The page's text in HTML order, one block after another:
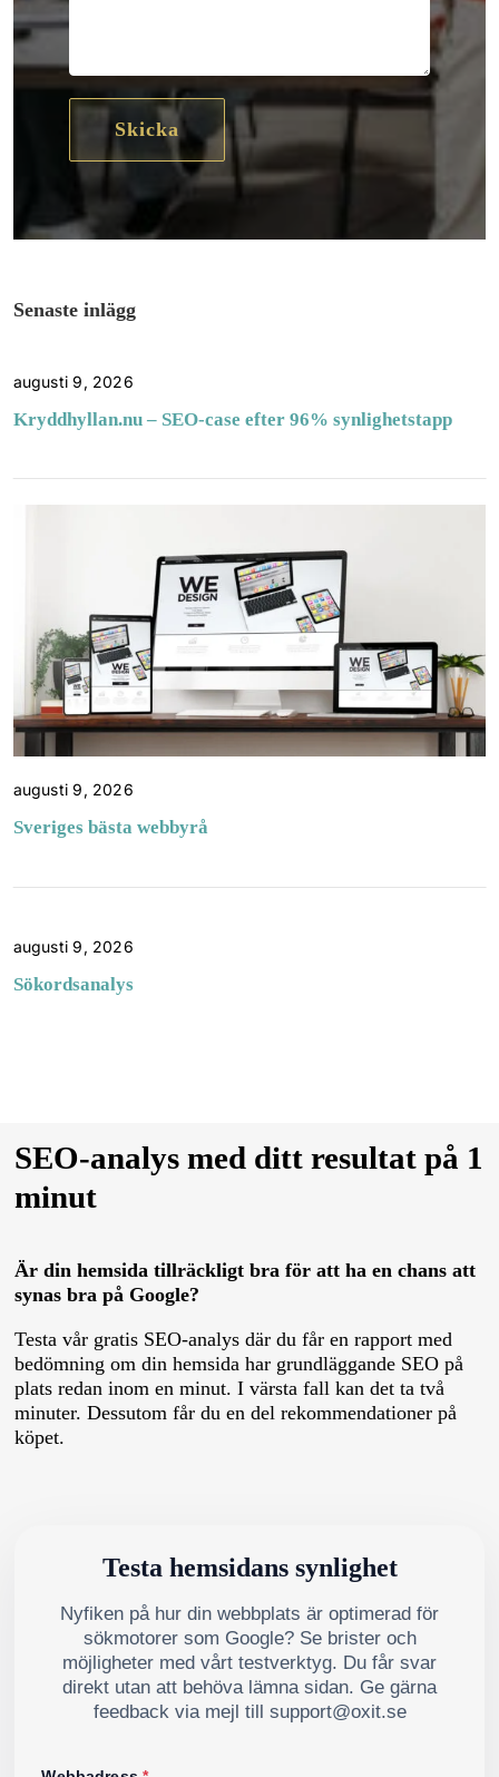
Senaste inlägg
augusti 9, 2026
Kryddhyllan.nu – SEO-case efter 96% synlighetstapp
augusti 9, 2026
Sveriges bästa webbyrå
augusti 9, 2026
Sökordsanalys
SEO-analys med ditt resultat på 1
minut
Är din hemsida tillräckligt bra för att ha en chans att
synas bra på Google?
Testa vår gratis SEO-analys där du får en rapport med
bedömning om din hemsida har grundläggande SEO på
plats redan inom en minut. I värsta fall kan det ta två
minuter. Dessutom får du en del rekommendationer på
köpet.
Testa hemsidans synlighet
Nyfiken på hur din webbplats är optimerad för
sökmotorer som Google? Se brister och
möjligheter med vårt testverktyg. Du får svar
direkt utan att behöva lämna sidan. Ge gärna
feedback via mejl till support@oxit.se